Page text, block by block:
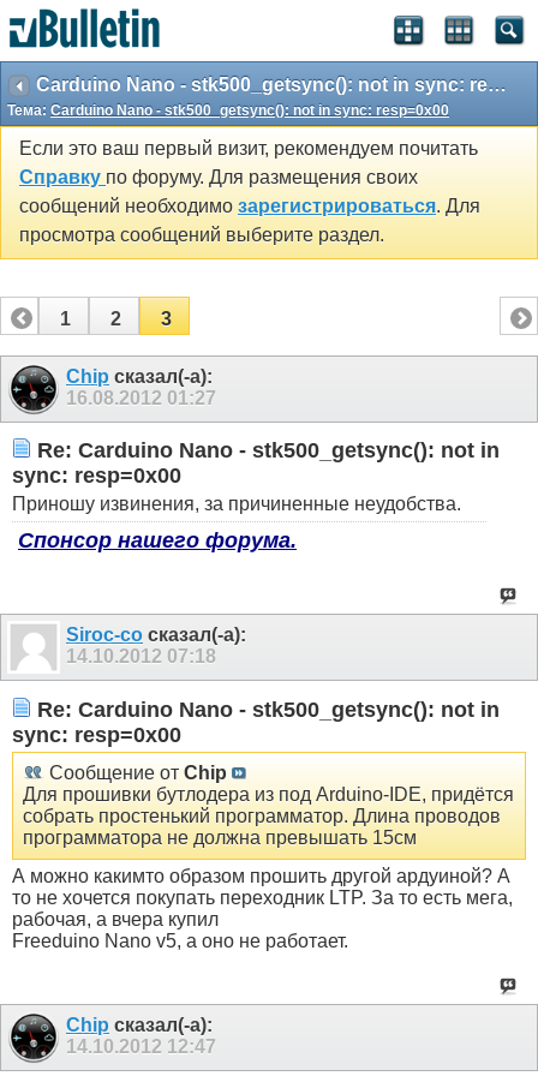
Carduino Nano - stk500_getsync(): not in sync: resp=0x00
Тема: Carduino Nano - stk500_getsync(): not in sync: resp=0x00
Если это ваш первый визит, рекомендуем почитать
Справку по форуму. Для размещения своих
сообщений необходимо зарегистрироваться. Для
просмотра сообщений выберите раздел.
1 2 3
Chip сказал(-а):
16.08.2012 01:27
Re: Carduino Nano - stk500_getsync(): not in
sync: resp=0x00
Приношу извинения, за причиненные неудобства.
Спонсор нашего форума.
Siroc-co сказал(-а):
14.10.2012 07:18
Re: Carduino Nano - stk500_getsync(): not in
sync: resp=0x00
Сообщение от Chip
Для прошивки бутлодера из под Arduino-IDE, придётся
собрать простенький программатор. Длина проводов
программатора не должна превышать 15см
А можно какимто образом прошить другой ардуиной? А
то не хочется покупать переходник LTP. За то есть мега,
рабочая, а вчера купил
Freeduino Nano v5, а оно не работает.
Chip сказал(-а):
14.10.2012 12:47